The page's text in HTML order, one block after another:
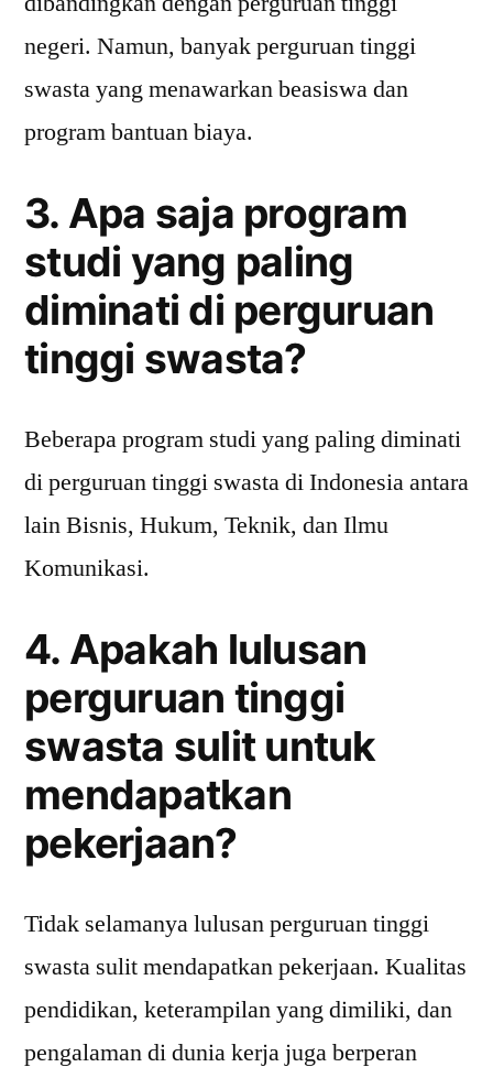
negeri. Namun, banyak perguruan tinggi
swasta yang menawarkan beasiswa dan
program bantuan biaya.
3. Apa saja program
studi yang paling
diminati di perguruan
tinggi swasta?
Beberapa program studi yang paling diminati
di perguruan tinggi swasta di Indonesia antara
lain Bisnis, Hukum, Teknik, dan Ilmu
Komunikasi.
4. Apakah lulusan
perguruan tinggi
swasta sulit untuk
mendapatkan
pekerjaan?
Tidak selamanya lulusan perguruan tinggi
swasta sulit mendapatkan pekerjaan. Kualitas
pendidikan, keterampilan yang dimiliki, dan
pengalaman di dunia kerja juga berperan